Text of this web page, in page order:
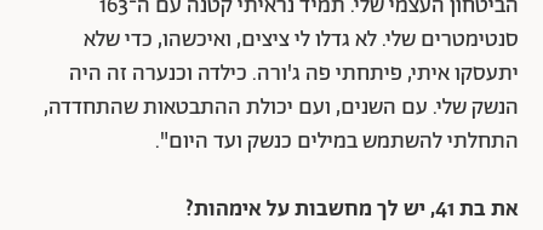
הביטחון העצמי שלי. תמיד נראיתי קטנה עם ה־163
סנטימטרים שלי. לא גדלו לי ציצים, ואיכשהו, כדי שלא
יתעסקו איתי, פיתחתי פה ג'ורה. כילדה וכנערה זה היה
הנשק שלי. עם השנים, ועם יכולת ההתבטאות שהתחדדה,
התחלתי להשתמש במילים כנשק ועד היום".
את בת 41, יש לך מחשבות על אימהות?